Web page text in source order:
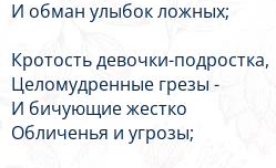
И обман улыбок ложных;
Кротость девочки-подростка,
Целомудренные грезы -
И бичующие жестко
Обличенья и угрозы;